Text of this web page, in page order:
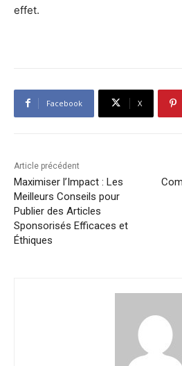
effet.
Facebook X
Article précédent
Maximiser l’Impact : Les
Meilleurs Conseils pour
Publier des Articles
Sponsorisés Efficaces et
Éthiques